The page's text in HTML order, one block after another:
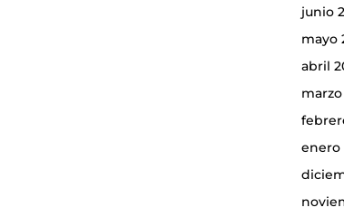
junio
mayo
abril
marzo
enero